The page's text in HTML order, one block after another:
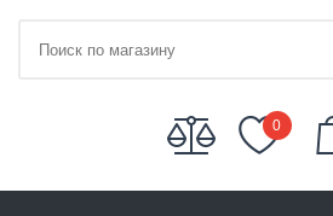
0